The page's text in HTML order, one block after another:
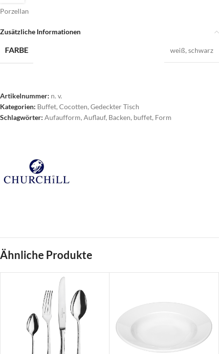
Porzellan
Zusätzliche Informationen
FARBE weiß, schwarz
Artikelnummer: n. v.
Kategorien: Buffet, Cocotten, Gedeckter Tisch
Schlagwörter: Aufaufform, Auflauf, Backen, buffet, Form
Ähnliche Produkte